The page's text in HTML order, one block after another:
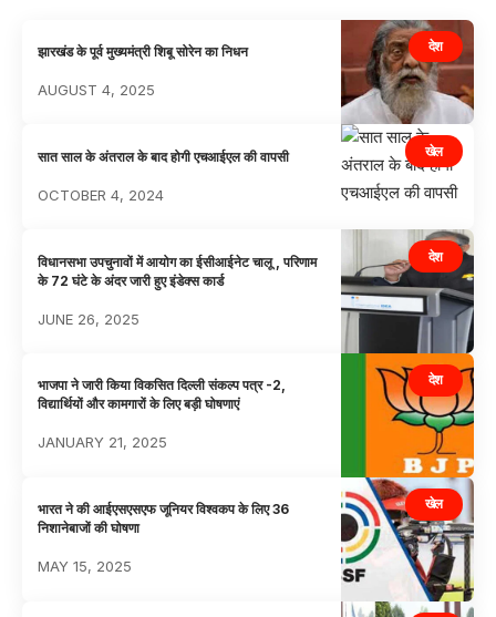
देश
झारखंड के पूर्व मुख्यमंत्री शिबू सोरेन का निधन
AUGUST 4, 2025
खेल
सात साल के अंतराल के बाद होगी एचआईएल की वापसी
OCTOBER 4, 2024
देश
विधानसभा उपचुनावों में आयोग का ईसीआईनेट चालू , परिणाम
के 72 घंटे के अंदर जारी हुए इंडेक्स कार्ड
JUNE 26, 2025
देश
भाजपा ने जारी किया विकसित दिल्ली संकल्प पत्र -2,
विद्यार्थियों और कामगारों के लिए बड़ी घोषणाएं
JANUARY 21, 2025
खेल
भारत ने की आईएसएसएफ जूनियर विश्वकप के लिए 36
निशानेबाजों की घोषणा
MAY 15, 2025